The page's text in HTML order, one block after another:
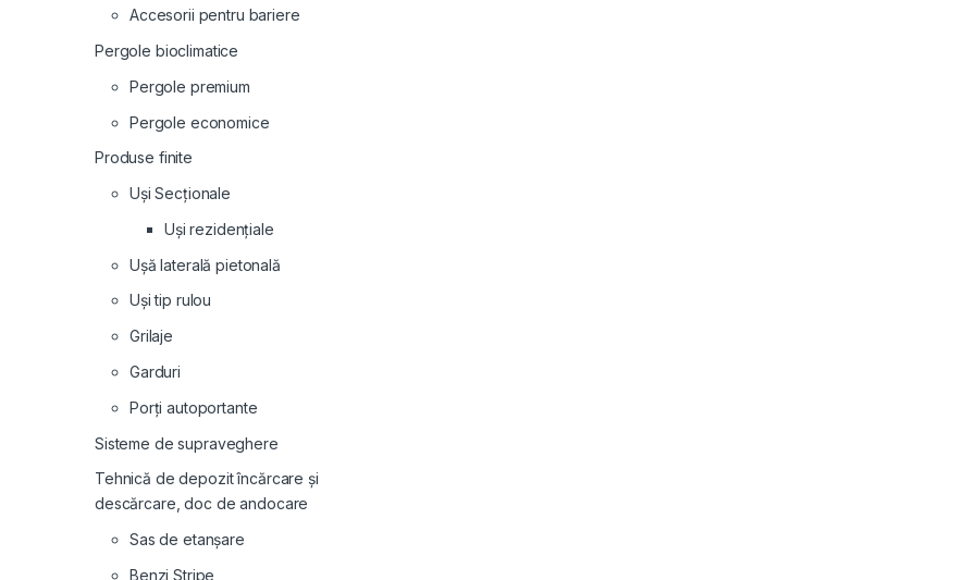
Accesorii pentru bariere
Pergole bioclimatice
Pergole premium
Pergole economice
Produse finite
Uși Secționale
Uși rezidențiale
Ușă laterală pietonală
Uși tip rulou
Grilaje
Garduri
Porți autoportante
Sisteme de supraveghere
Tehnică de depozit încărcare și
descărcare, doc de andocare
Sas de etanșare
Benzi Stripe